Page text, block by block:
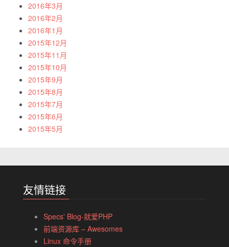
2016年3月
2016年2月
2016年1月
2015年12月
2015年11月
2015年10月
2015年9月
2015年8月
2015年7月
2015年6月
2015年5月
友情链接
Specs' Blog-就爱PHP
前端资源库 – Awesomes
Linux 命令手册